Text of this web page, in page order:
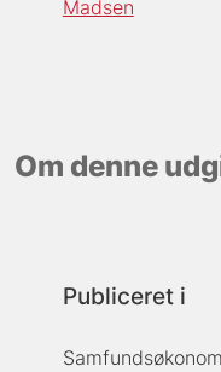
Madsen
Om denne
Publiceret i